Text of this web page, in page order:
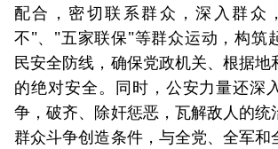
配合，密切联系群众，深入群众
不"、"五家联保"等群众运动，构筑
民安全防线，确保党政机关、根据地
的绝对安全。同时，公安力量还深
争，破齐、除奸惩恶，瓦解敌人的统
群众斗争创造条件，与全党、全军和